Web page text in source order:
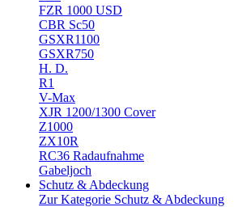
FZR 1000 USD
CBR Sc50
GSXR1100
GSXR750
H. D.
R1
V-Max
XJR 1200/1300 Cover
Z1000
ZX10R
RC36 Radaufnahme
Gabeljoch
Schutz & Abdeckung
Zur Kategorie Schutz & Abdeckung